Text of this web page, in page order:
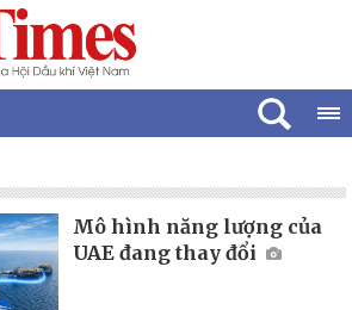
Mô hình năng lượng của
UAE đang thay đổi